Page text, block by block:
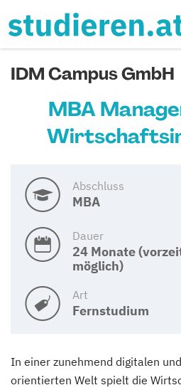
IDM Campus GmbH
MBA
Abschluss
MBA
Dauer
24 Monate
möglich)
Art
Fernstudium
In einer zunehmend digitalen
orientierten Welt spielt die